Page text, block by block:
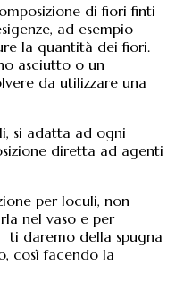
di fiori finti
ad esempio
la quantità dei fiori.
asciutto o un
da utilizzare una
si adatta ad ogni
diretta ad agenti
per loculi, non
nel vaso e per
daremo della spugna
così facendo la